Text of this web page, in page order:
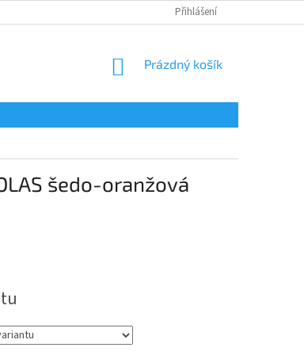
REKLAMAČNÍ ŘÁD
Přihlášení
NÁKUPNÍ
Prázdný košík
šedo-oranžová